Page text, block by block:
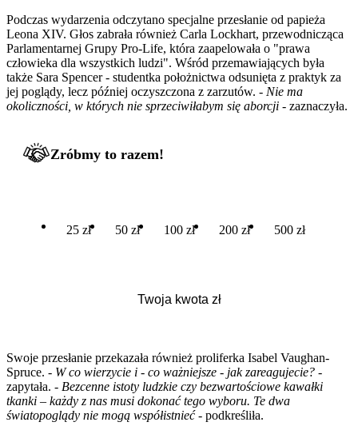
Podczas wydarzenia odczytano specjalne przesłanie od papieża
Leona XIV. Głos zabrała również Carla Lockhart, przewodnicząca
Parlamentarnej Grupy Pro-Life, która zaapelowała o "prawa
człowieka dla wszystkich ludzi". Wśród przemawiających była
także Sara Spencer - studentka położnictwa odsunięta z praktyk za
jej poglądy, lecz później oczyszczona z zarzutów. - Nie ma
okoliczności, w których nie sprzeciwiłabym się aborcji - zaznaczyła.
Zróbmy to razem!
25 zł 50 zł 100 zł 200 zł 500 zł
Swoje przesłanie przekazała również proliferka Isabel Vaughan-
Spruce. - W co wierzycie i - co ważniejsze - jak zareagujecie? -
zapytała. - Bezcenne istoty ludzkie czy bezwartościowe kawałki
tkanki – każdy z nas musi dokonać tego wyboru. Te dwa
światopoglądy nie mogą współistnieć- podkreśliła.